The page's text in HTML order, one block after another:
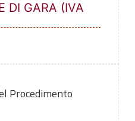
DI GARA (IVA
Procedimento